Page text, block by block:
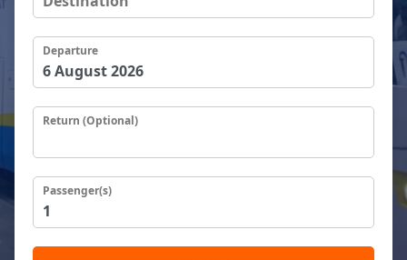
Departure
Return (Optional)
Passenger(s)